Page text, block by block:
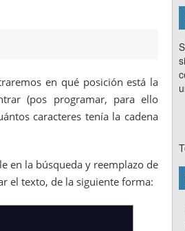
en qué posición está la
(pos programar, para ello
caracteres tenía la cadena
en la búsqueda y reemplazo de
el texto, de la siguiente forma: